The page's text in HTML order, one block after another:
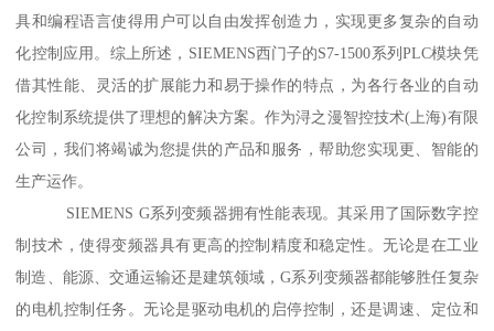
具和编程语言使得用户可以自由发挥创造力，实现更多复杂的自动
化控制应用。综上所述，SIEMENS西门子的S7-1500系列PLC模块凭
借其性能、灵活的扩展能力和易于操作的特点，为各行各业的自动
化控制系统提供了理想的解决方案。作为浔之漫智控技术(上海)有限
公司，我们将竭诚为您提供的产品和服务，帮助您实现更、智能的
生产运作。
SIEMENS G系列变频器拥有性能表现。其采用了国际数字控
制技术，使得变频器具有更高的控制精度和稳定性。无论是在工业
制造、能源、交通运输还是建筑领域，G系列变频器都能够胜任复杂
的电机控制任务。无论是驱动电机的启停控制，还是调速、定位和